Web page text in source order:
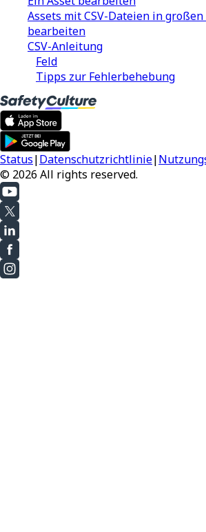
Assets mit CSV-Dateien in
bearbeiten
CSV-Anleitung
Feld
Tipps zur Fehlerbehebung
Status|Datenschutzrichtlinie|
© 2026 All rights reserved.